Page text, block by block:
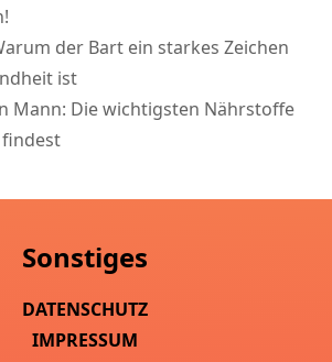
der Bart ein starkes Zeichen
ist
Mann: Die wichtigsten Nährstoffe
Sonstiges
DATENSCHUTZ
IMPRESSUM